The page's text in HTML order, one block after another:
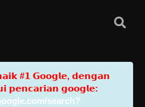
#𝟭 𝗚𝗼𝗼𝗴𝗹𝗲, 𝗱𝗲𝗻𝗴𝗮𝗻
𝗽𝗲𝗻𝗰𝗮𝗿𝗶𝗮𝗻 𝗴𝗼𝗼𝗴𝗹𝗲:
search?